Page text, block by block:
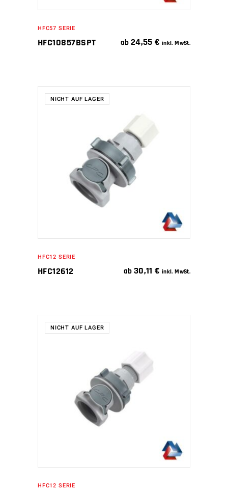
HFC57 SERIE
HFC10857BSPT ab 24,55€ inkl. MwSt.
NICHT AUF LAGER
WEITERLESEN
HFC12 SERIE
HFC12612 ab 30,11€ inkl. MwSt.
NICHT AUF LAGER
WEITERLESEN
HFC12 SERIE